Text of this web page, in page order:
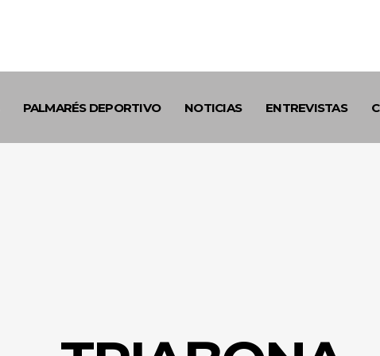
PALMARÉS DEPORTIVO NOTICIAS ENTREVISTAS